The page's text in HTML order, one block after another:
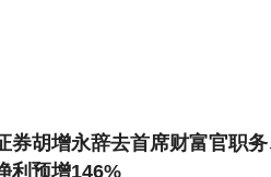
券胡增永辞去首席财富官职
利预增146%